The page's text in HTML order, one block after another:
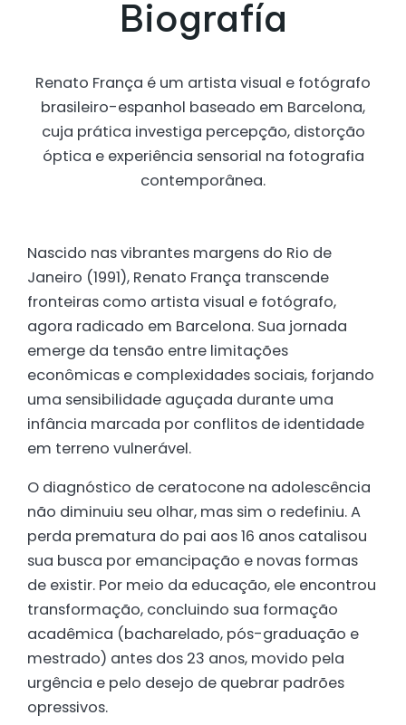
Biografía
Renato França é um artista visual e fotógrafo
brasileiro-espanhol baseado em Barcelona,
cuja prática investiga percepção, distorção
óptica e experiência sensorial na fotografia
contemporânea.
Nascido nas vibrantes margens do Rio de
Janeiro (1991), Renato França transcende
fronteiras como artista visual e fotógrafo,
agora radicado em Barcelona. Sua jornada
emerge da tensão entre limitações
econômicas e complexidades sociais, forjando
uma sensibilidade aguçada durante uma
infância marcada por conflitos de identidade
em terreno vulnerável.
O diagnóstico de ceratocone na adolescência
não diminuiu seu olhar, mas sim o redefiniu. A
perda prematura do pai aos 16 anos catalisou
sua busca por emancipação e novas formas
de existir. Por meio da educação, ele encontrou
transformação, concluindo sua formação
acadêmica (bacharelado, pós-graduação e
mestrado) antes dos 23 anos, movido pela
urgência e pelo desejo de quebrar padrões
opressivos.